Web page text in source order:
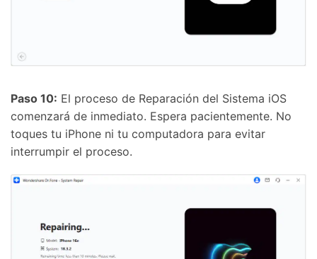
Paso 10: El proceso de Reparación del Sistema iOS
comenzará de inmediato. Espera pacientemente. No
toques tu iPhone ni tu computadora para evitar
interrumpir el proceso.